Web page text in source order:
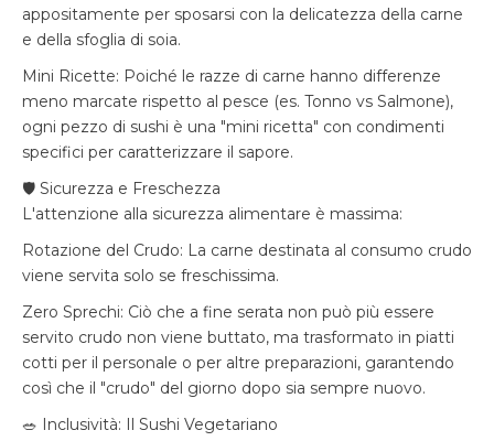
appositamente per sposarsi con la delicatezza della carne
e della sfoglia di soia.
Mini Ricette: Poiché le razze di carne hanno differenze
meno marcate rispetto al pesce (es. Tonno vs Salmone),
ogni pezzo di sushi è una "mini ricetta" con condimenti
specifici per caratterizzare il sapore.
🛡️ Sicurezza e Freschezza
L'attenzione alla sicurezza alimentare è massima:
Rotazione del Crudo: La carne destinata al consumo crudo
viene servita solo se freschissima.
Zero Sprechi: Ciò che a fine serata non può più essere
servito crudo non viene buttato, ma trasformato in piatti
cotti per il personale o per altre preparazioni, garantendo
così che il "crudo" del giorno dopo sia sempre nuovo.
🥗 Inclusività: Il Sushi Vegetariano